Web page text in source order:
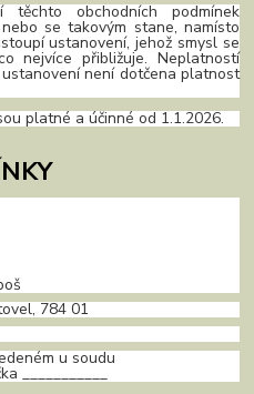
těchto obchodních podmínek
se takovým stane, namísto
ustanovení, jehož smysl se
nejvíce přibližuje. Neplatností
není dotčena platnost
platné a účinné od 1.1.2026.
784 01
u soudu
___________